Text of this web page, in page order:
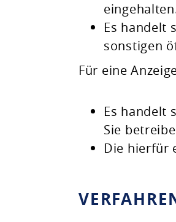
Es handelt
sonstigen
Für eine
Es handelt
Sie
Die hierfür